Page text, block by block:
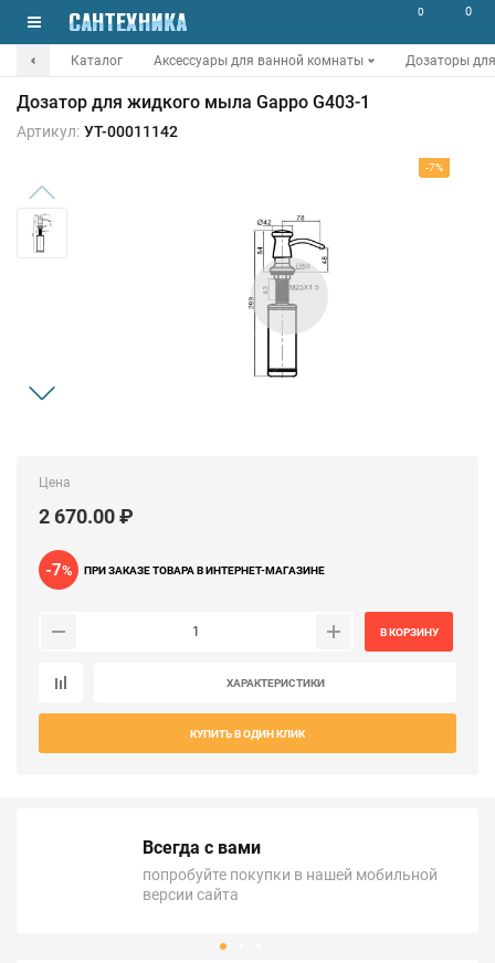
0 0
Каталог Аксессуары для ванной комнаты Дозаторы
Дозатор для жидкого мыла Gappo G403-1
Артикул: УТ-00011142
-7%
Цена
2 670.00 ₽
-7% ПРИ ЗАКАЗЕ ТОВАРА В ИНТЕРНЕТ-МАГАЗИНЕ
В КОРЗИНУ
ХАРАКТЕРИСТИКИ
КУПИТЬ В ОДИН КЛИК
Всегда с вами
попробуйте покупки в нашей мобильной
версии сайта